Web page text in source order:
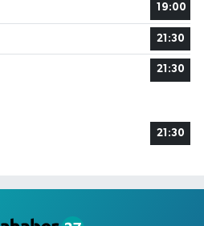
19:00
21:30
21:30
21:30